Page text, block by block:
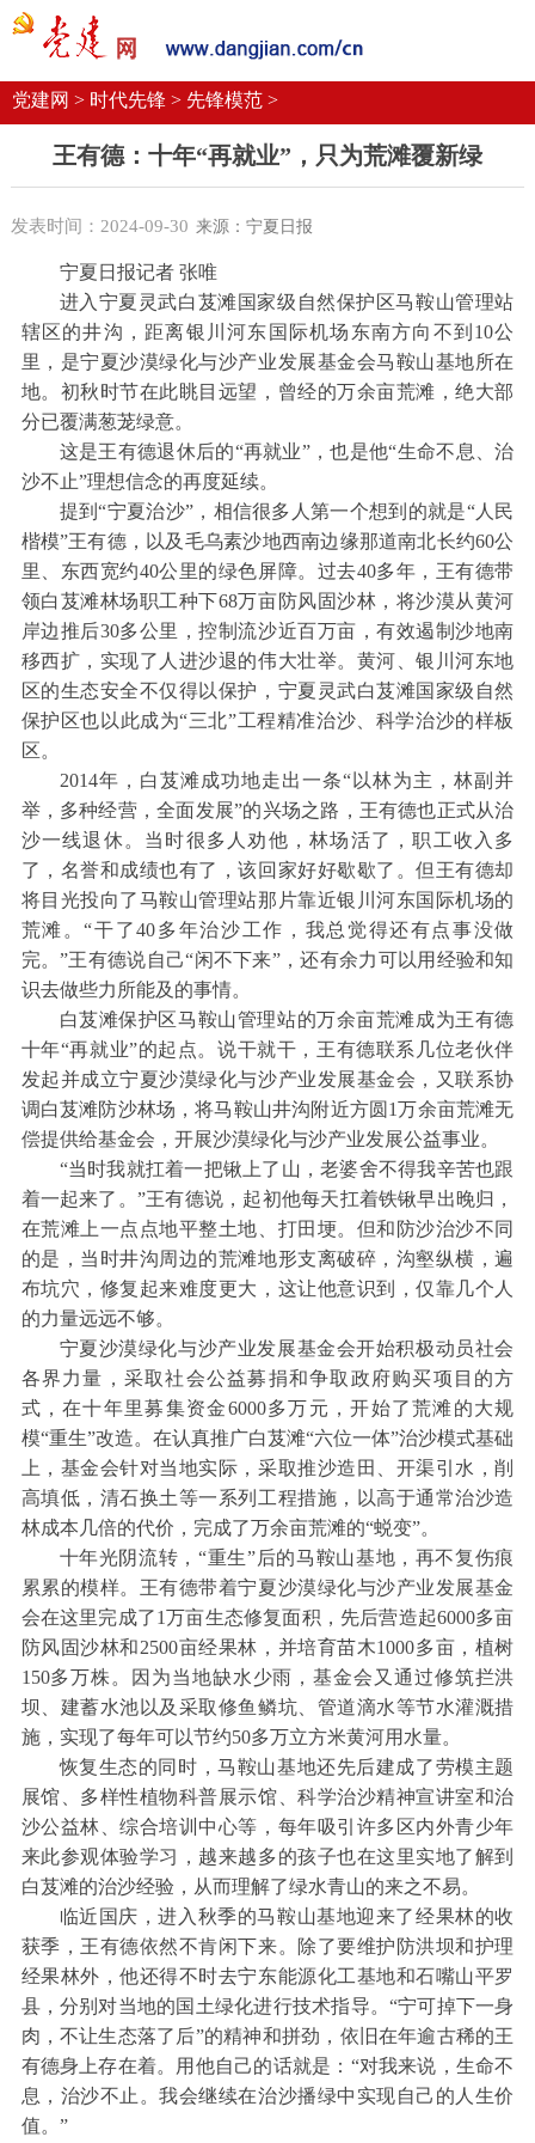
党建要闻
机关党建
校园党建 企业党建
党建网 > 时代先锋 > 先锋模范 >
王有德：十年“再就业”，只为荒滩覆新绿
发表时间：2024-09-30 来源：宁夏日报
宁夏日报记者 张唯
进入宁夏灵武白芨滩国家级自然保护区马鞍山管理站
辖区的井沟，距离银川河东国际机场东南方向不到10公
里，是宁夏沙漠绿化与沙产业发展基金会马鞍山基地所在
地。初秋时节在此眺目远望，曾经的万余亩荒滩，绝大部
分已覆满葱茏绿意。
这是王有德退休后的“再就业”，也是他“生命不息、治
沙不止”理想信念的再度延续。
提到“宁夏治沙”，相信很多人第一个想到的就是“人民
楷模”王有德，以及毛乌素沙地西南边缘那道南北长约60公
里、东西宽约40公里的绿色屏障。过去40多年，王有德带
领白芨滩林场职工种下68万亩防风固沙林，将沙漠从黄河
岸边推后30多公里，控制流沙近百万亩，有效遏制沙地南
移西扩，实现了人进沙退的伟大壮举。黄河、银川河东地
区的生态安全不仅得以保护，宁夏灵武白芨滩国家级自然
保护区也以此成为“三北”工程精准治沙、科学治沙的样板
区。
2014年，白芨滩成功地走出一条“以林为主，林副并
举，多种经营，全面发展”的兴场之路，王有德也正式从治
沙一线退休。当时很多人劝他，林场活了，职工收入多
了，名誉和成绩也有了，该回家好好歇歇了。但王有德却
将目光投向了马鞍山管理站那片靠近银川河东国际机场的
荒滩。“干了40多年治沙工作，我总觉得还有点事没做
完。”王有德说自己“闲不下来”，还有余力可以用经验和知
识去做些力所能及的事情。
白芨滩保护区马鞍山管理站的万余亩荒滩成为王有德
十年“再就业”的起点。说干就干，王有德联系几位老伙伴
发起并成立宁夏沙漠绿化与沙产业发展基金会，又联系协
调白芨滩防沙林场，将马鞍山井沟附近方圆1万余亩荒滩无
偿提供给基金会，开展沙漠绿化与沙产业发展公益事业。
“当时我就扛着一把锹上了山，老婆舍不得我辛苦也跟
着一起来了。”王有德说，起初他每天扛着铁锹早出晚归，
在荒滩上一点点地平整土地、打田埂。但和防沙治沙不同
的是，当时井沟周边的荒滩地形支离破碎，沟壑纵横，遍
布坑穴，修复起来难度更大，这让他意识到，仅靠几个人
的力量远远不够。
宁夏沙漠绿化与沙产业发展基金会开始积极动员社会
各界力量，采取社会公益募捐和争取政府购买项目的方
式，在十年里募集资金6000多万元，开始了荒滩的大规
模“重生”改造。在认真推广白芨滩“六位一体”治沙模式基础
上，基金会针对当地实际，采取推沙造田、开渠引水，削
高填低，清石换土等一系列工程措施，以高于通常治沙造
林成本几倍的代价，完成了万余亩荒滩的“蜕变”。
十年光阴流转，“重生”后的马鞍山基地，再不复伤痕
累累的模样。王有德带着宁夏沙漠绿化与沙产业发展基金
会在这里完成了1万亩生态修复面积，先后营造起6000多亩
防风固沙林和2500亩经果林，并培育苗木1000多亩，植树
150多万株。因为当地缺水少雨，基金会又通过修筑拦洪
坝、建蓄水池以及采取修鱼鳞坑、管道滴水等节水灌溉措
施，实现了每年可以节约50多万立方米黄河用水量。
恢复生态的同时，马鞍山基地还先后建成了劳模主题
展馆、多样性植物科普展示馆、科学治沙精神宣讲室和治
沙公益林、综合培训中心等，每年吸引许多区内外青少年
来此参观体验学习，越来越多的孩子也在这里实地了解到
白芨滩的治沙经验，从而理解了绿水青山的来之不易。
临近国庆，进入秋季的马鞍山基地迎来了经果林的收
获季，王有德依然不肯闲下来。除了要维护防洪坝和护理
经果林外，他还得不时去宁东能源化工基地和石嘴山平罗
县，分别对当地的国土绿化进行技术指导。“宁可掉下一身
肉，不让生态落了后”的精神和拼劲，依旧在年逾古稀的王
有德身上存在着。用他自己的话就是：“对我来说，生命不
息，治沙不止。我会继续在治沙播绿中实现自己的人生价
值。”